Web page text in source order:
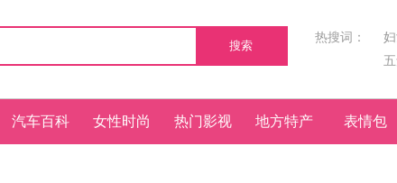
搜索
热搜词：
汽车百科 女性时尚 热门影视 地方特产 表情包